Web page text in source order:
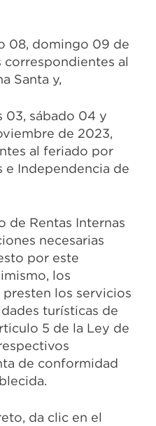
08, domingo 09 de
correspondientes al
Santa y,
03, sábado 04 y
de 2023,
al feriado por
e Independencia de
de Rentas Internas
necesarias
por este
los
los servicios
turísticas de
5 de la Ley de
de conformidad
da clic en el